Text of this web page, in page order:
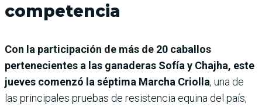
competencia
Con la participación de más de 20 caballos
pertenecientes a las ganaderas Sofía y Chajha, este
jueves comenzó la séptima Marcha Criolla, una de
las principales pruebas de resistencia equina del país,